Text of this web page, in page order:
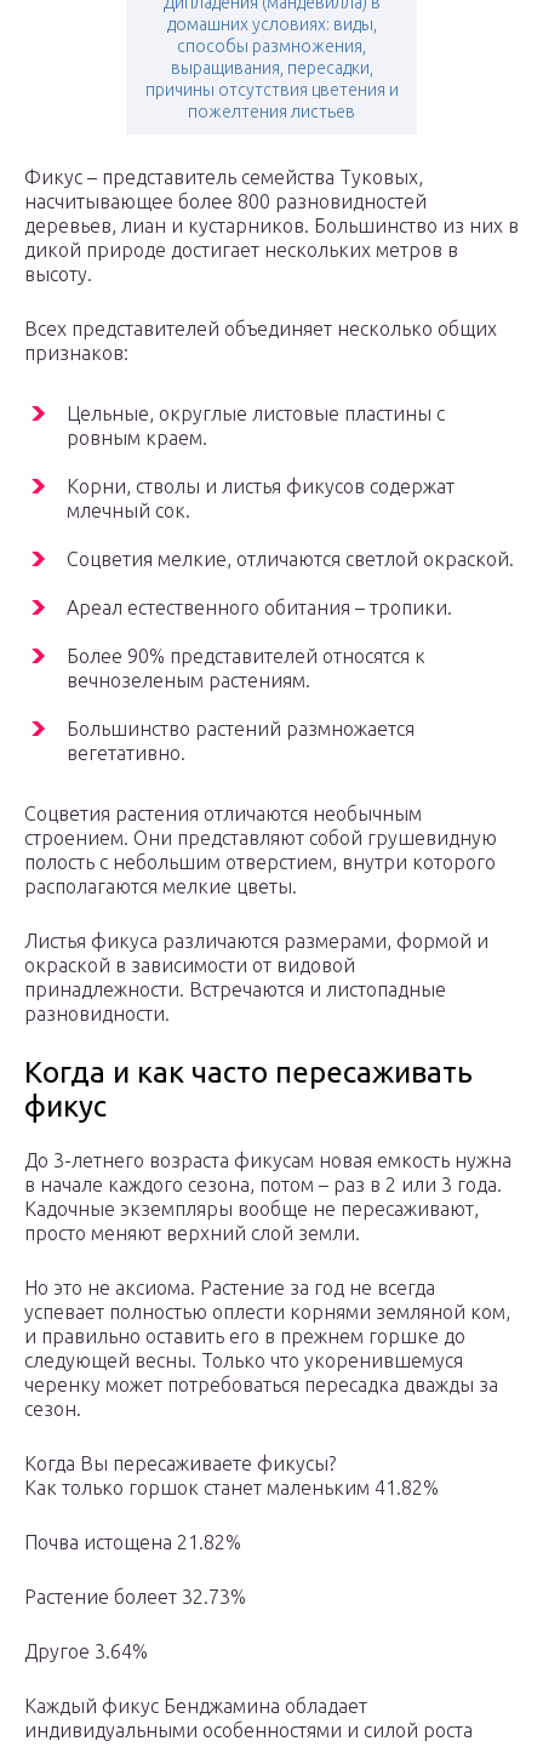
домашних условиях: виды,
способы размножения,
выращивания, пересадки,
причины отсутствия цветения и
пожелтения листьев
Фикус – представитель семейства Туковых,
насчитывающее более 800 разновидностей
деревьев, лиан и кустарников. Большинство из них в
дикой природе достигает нескольких метров в
высоту.
Всех представителей объединяет несколько общих
признаков:
Цельные, округлые листовые пластины с
ровным краем.
Корни, стволы и листья фикусов содержат
млечный сок.
Соцветия мелкие, отличаются светлой окраской.
Ареал естественного обитания – тропики.
Более 90% представителей относятся к
вечнозеленым растениям.
Большинство растений размножается
вегетативно.
Соцветия растения отличаются необычным
строением. Они представляют собой грушевидную
полость с небольшим отверстием, внутри которого
располагаются мелкие цветы.
Листья фикуса различаются размерами, формой и
окраской в зависимости от видовой
принадлежности. Встречаются и листопадные
разновидности.
Когда и как часто пересаживать
фикус
До 3-летнего возраста фикусам новая емкость нужна
в начале каждого сезона, потом – раз в 2 или 3 года.
Кадочные экземпляры вообще не пересаживают,
просто меняют верхний слой земли.
Но это не аксиома. Растение за год не всегда
успевает полностью оплести корнями земляной ком,
и правильно оставить его в прежнем горшке до
следующей весны. Только что укоренившемуся
черенку может потребоваться пересадка дважды за
сезон.
Когда Вы пересаживаете фикусы?
Как только горшок станет маленьким 41.82%
Почва истощена 21.82%
Растение болеет 32.73%
Другое 3.64%
Каждый фикус Бенджамина обладает
индивидуальными особенностями и силой роста